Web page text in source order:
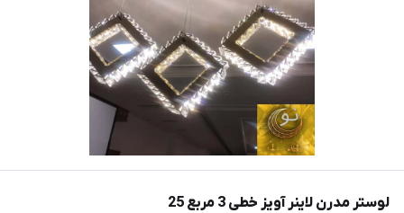
لوستر مدرن لاینر آویز خطی 3 مربع 25